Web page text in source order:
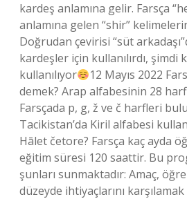
kardeş anlamına gelir. Farsça
anlamına gelen “shir”
Doğrudan çevirisi “süt
kardeşler için kullanılırdı, şimdi
kullanılıyor
12 Mayıs 2022
demek? Arap alfabesinin 28
Farsçada p, g, ž ve č harfleri
Tacikistan’da Kiril alfabesi
Hālet četore? Farsça kaç ayda
eğitim süresi 120 saattir. Bu
şunları sunmaktadır: Amaç,
düzeyde ihtiyaçlarını karşılamak